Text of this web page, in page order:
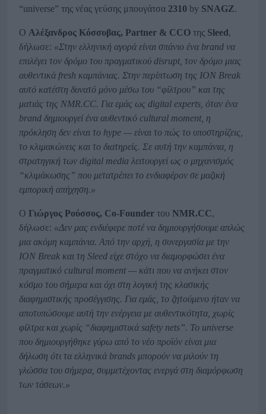
“universe” της νέας γεύσης μπουγάτσα 2310 by SNAGZ.
Ο Αλέξανδρος Κόσσυβας, Partner & CCO της Sleed,
δήλωσε: «Στην ελληνική αγορά είναι σπάνιο ένα brand να
επιλέγει τον δρόμο του πραγματικού disrupt, τον δρόμο μιας
αυθεντικά fresh καμπάνιας. Στην περίπτωση της ΙΟΝ Break
αυτό κατέστη δυνατό μόνο μέσω του “φίλτρου” και της
ματιάς της NMR.CC. Για εμάς ως digital experts , όταν ένα
brand δημιουργεί ένα αυθεντικό cultural moment, η
πρόκληση δεν είναι το hype — είναι το πώς το υποστηρίζεις,
το κλιμακώνεις και το διατηρείς. Σε αυτή την καμπάνια, η
στρατηγική των digital media λειτουργεί ως ο μηχανισμός
“κλιμάκωσης” που μετατρέπει το ενδιαφέρον σε μαζική
εμπορική απήχηση.»
Ο Γιώργος Ρούσσος, Co-Founder του NMR.CC,
δήλωσε: «Δεν μας ενδιέφερε ποτέ να δημιουργήσουμε απλώς
μια ακόμη καμπάνια. Από την αρχή, η συνεργασία με την
ION Break και τη Sleed είχε στόχο να διαμορφώσει ένα
πραγματικό cultural moment— κάτι που να ανήκει στον
κόσμο του σήμερα και όχι στη λογική της κλασικής
διαφημιστικής προσέγγισης. Για εμάς, το ζητούμενο ήταν να
αποτυπώσουμε αυτή την ενέργεια με αυθεντικότητα, χωρίς
φίλτρα και χωρίς “διαφημιστικά safety nets”. Το universe
που δημιουργήθηκε γύρω από το νέο προϊόν είναι μια
δήλωση ότι τα ελληνικά brands μπορούν να μιλούν τη
γλώσσα του σήμερα, συμμετέχοντας ενεργά στη διαμόρφωση
των τάσεων.»